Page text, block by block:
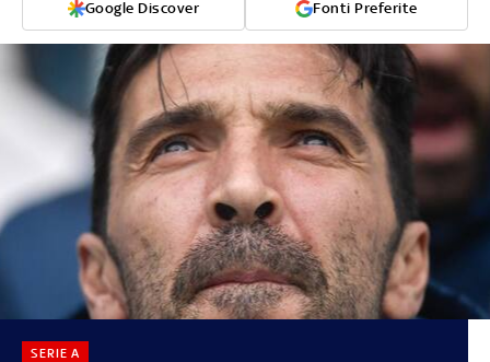
Google Discover Fonti Preferite
SERIE A